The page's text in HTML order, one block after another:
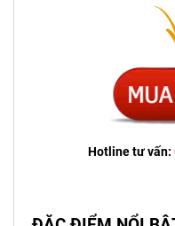
Hotline tư vấn: